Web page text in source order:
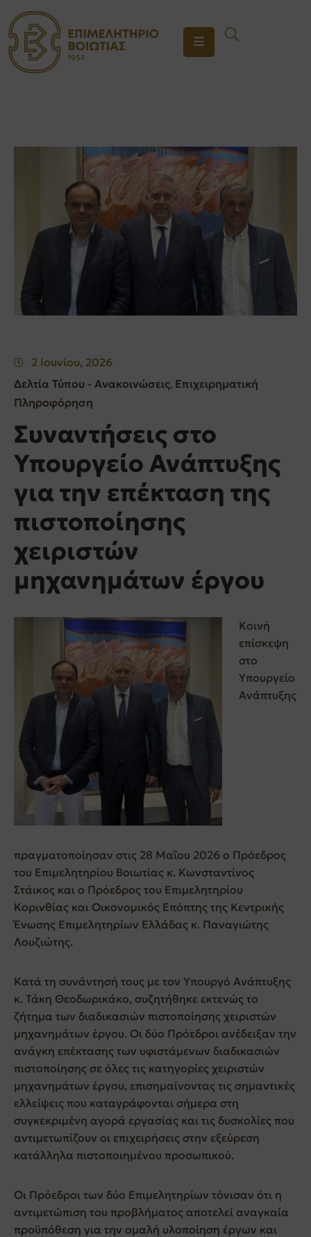
ΤΟ
ΕΠΙΜΕΛΗΤΗΡΙΟ
ΕΠΙΚΟΙΝΩΝΙΑ
2 Ιουνίου, 2026
Δελτία Τύπου - Ανακοινώσεις‚ Επιχειρηματική
Πληροφόρηση
Συναντήσεις στο
Υπουργείο Ανάπτυξης
για την επέκταση της
πιστοποίησης
χειριστών
μηχανημάτων έργου
Κοινή
επίσκεψη
στο
Υπουργείο
Ανάπτυξης
πραγματοποίησαν στις 28 Μαΐου 2026 ο Πρόεδρος
του Επιμελητηρίου Βοιωτίας κ. Κωνσταντίνος
Στάικος και ο Πρόεδρος του Επιμελητηρίου
Κορινθίας και Οικονομικός Επόπτης της Κεντρικής
Ένωσης Επιμελητηρίων Ελλάδας κ. Παναγιώτης
Λουζιώτης.
Κατά τη συνάντησή τους με τον Υπουργό Ανάπτυξης
κ. Τάκη Θεοδωρικάκο, συζητήθηκε εκτενώς το
ζήτημα των διαδικασιών πιστοποίησης χειριστών
μηχανημάτων έργου. Οι δύο Πρόεδροι ανέδειξαν την
ανάγκη επέκτασης των υφιστάμενων διαδικασιών
πιστοποίησης σε όλες τις κατηγορίες χειριστών
μηχανημάτων έργου, επισημαίνοντας τις σημαντικές
ελλείψεις που καταγράφονται σήμερα στη
συγκεκριμένη αγορά εργασίας και τις δυσκολίες που
αντιμετωπίζουν οι επιχειρήσεις στην εξεύρεση
κατάλληλα πιστοποιημένου προσωπικού.
Οι Πρόεδροι των δύο Επιμελητηρίων τόνισαν ότι η
αντιμετώπιση του προβλήματος αποτελεί αναγκαία
προϋπόθεση για την ομαλή υλοποίηση έργων και